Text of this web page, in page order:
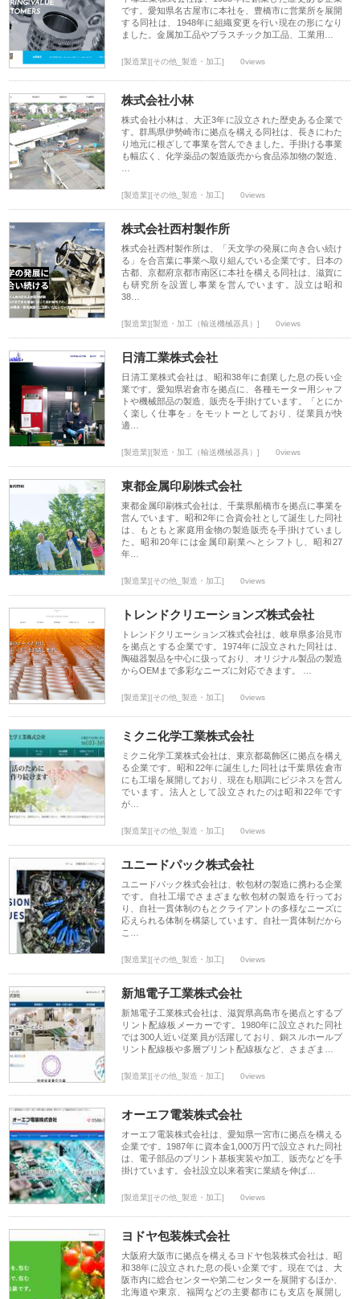
です。愛知県名古屋市に本社を、豊橋市に営業所を展開
する同社は、1948年に組織変更を行い現在の形になり
ました。金属加工品やプラスチック加工品、工業用…
[製造業][その他_製造・加工] 0views
株式会社小林
株式会社小林は、大正3年に設立された歴史ある企業で
す。群馬県伊勢崎市に拠点を構える同社は、長きにわた
り地元に根ざして事業を営んできました。手掛ける事業
も幅広く、化学薬品の製造販売から食品添加物の製造、
[製造業][その他_製造・加工] 0views
株式会社西村製作所
株式会社西村製作所は、「天文学の発展に向き合い続け
る」を合言葉に事業へ取り組んでいる企業です。日本の
古都、京都府京都市南区に本社を構える同社は、滋賀に
も研究所を設置し事業を営んでいます。設立は昭和
38…
[製造業][製造・加工（輸送機械器具）] 0views
日清工業株式会社
日清工業株式会社は、昭和38年に創業した息の長い企
業です。愛知県岩倉市を拠点に、各種モーター用シャフ
トや機械部品の製造、販売を手掛けています。「とにか
く楽しく仕事を」をモットーとしており、従業員が快
適…
[製造業][製造・加工（輸送機械器具）] 0views
東都金属印刷株式会社
東都金属印刷株式会社は、千葉県船橋市を拠点に事業を
営んでいます。昭和2年に合資会社として誕生した同社
は、もともと家庭用金物の製造販売を手掛けていまし
た。昭和20年には金属印刷業へとシフトし、昭和27
年…
[製造業][その他_製造・加工] 0views
トレンドクリエーションズ株式会社
トレンドクリエーションズ株式会社は、岐阜県多治見市
を拠点とする企業です。1974年に設立された同社は、
陶磁器製品を中心に扱っており、オリジナル製品の製造
からOEMまで多彩なニーズに対応できます。 …
[製造業][その他_製造・加工] 0views
ミクニ化学工業株式会社
ミクニ化学工業株式会社は、東京都葛飾区に拠点を構え
る企業です。昭和22年に誕生した同社は千葉県佐倉市
にも工場を展開しており、現在も順調にビジネスを営ん
でいます。法人として設立されたのは昭和22年です
が…
[製造業][その他_製造・加工] 0views
ユニードパック株式会社
ユニードパック株式会社は、軟包材の製造に携わる企業
です。自社工場でさまざまな軟包材の製造を行ってお
り、自社一貫体制のもとクライアントの多様なニーズに
応えられる体制を構築しています。自社一貫体制だから
こ…
[製造業][その他_製造・加工] 0views
新旭電子工業株式会社
新旭電子工業株式会社は、滋賀県高島市を拠点とするプ
リント配線板メーカーです。1980年に設立された同社
では300人近い従業員が活躍しており、銅スルホールプ
リント配線板や多層プリント配線板など、さまざま…
[製造業][その他_製造・加工] 0views
オーエフ電装株式会社
オーエフ電装株式会社は、愛知県一宮市に拠点を構える
企業です。1987年に資本金1,000万円で設立された同社
は、電子部品のプリント基板実装や加工、販売などを手
掛けています。会社設立以来着実に業績を伸ば…
[製造業][その他_製造・加工] 0views
ヨドヤ包装株式会社
大阪府大阪市に拠点を構えるヨドヤ包装株式会社は、昭
和38年に設立された息の長い企業です。現在では、大
阪市内に総合センターや第二センターを展開するほか、
北海道や東京、福岡などの主要都市にも支店を展開し